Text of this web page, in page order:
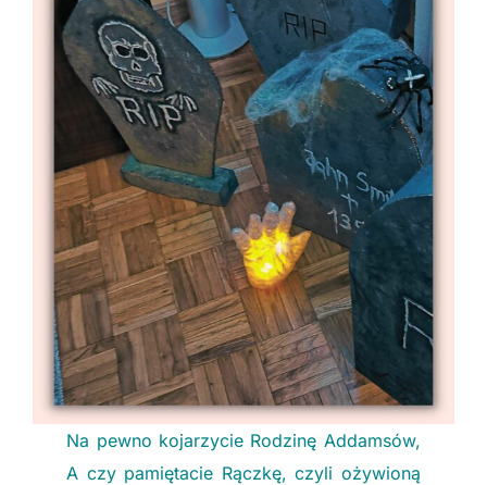
Na pewno kojarzycie Rodzinę Addamsów,
A czy pamiętacie Rączkę, czyli ożywioną